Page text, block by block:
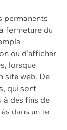
permanents
fermeture du
ou d'afficher
lorsque
site web. De
qui sont
à des fins de
dans un tel